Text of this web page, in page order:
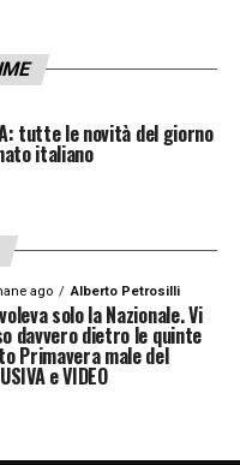
tutte le novità del giorno
italiano
ago Alberto Petrosilli
solo la Nazionale. Vi
davvero dietro le quinte
Primavera male del
e VIDEO